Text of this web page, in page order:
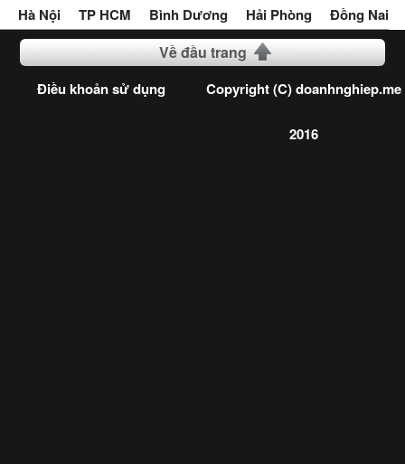
Hà Nội
TP HCM Bình Dương Hải Phòng Đồng Nai
Về đầu trang
Điều khoản sử dụng Copyright (C) doanhnghiep.me
2016